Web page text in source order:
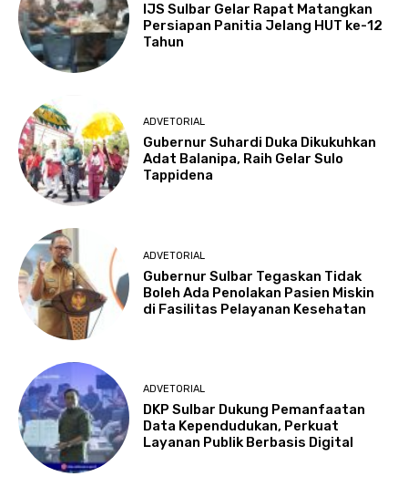
IJS Sulbar Gelar Rapat Matangkan
Persiapan Panitia Jelang HUT ke-12
Tahun
ADVETORIAL
Gubernur Suhardi Duka Dikukuhkan
Adat Balanipa, Raih Gelar Sulo
Tappidena
ADVETORIAL
Gubernur Sulbar Tegaskan Tidak
Boleh Ada Penolakan Pasien Miskin
di Fasilitas Pelayanan Kesehatan
ADVETORIAL
DKP Sulbar Dukung Pemanfaatan
Data Kependudukan, Perkuat
Layanan Publik Berbasis Digital